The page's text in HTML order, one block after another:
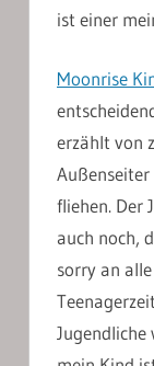
ist einer
Moonrise
erzählt von
Außenseiter
fliehen. Der
auch noch,
sorry an
Jugendliche